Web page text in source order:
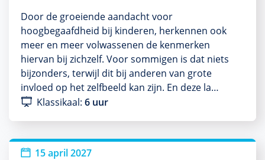
Door de groeiende aandacht voor
hoogbegaafdheid bij kinderen, herkennen ook
meer en meer volwassenen de kenmerken
hiervan bij zichzelf. Voor sommigen is dat niets
bijzonders, terwijl dit bij anderen van grote
invloed op het zelfbeeld kan zijn. En deze la…
Klassikaal: 6 uur
15 april 2027